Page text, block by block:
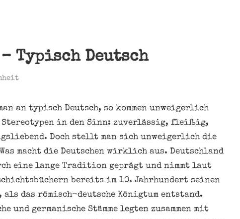
Typisch Deutsch
an typisch Deutsch, so kommen unweigerlich
in den Sinn: zuverlässig, fleißig,
Doch stellt man sich unweigerlich die
macht die Deutschen wirklich aus. Deutschland
eine lange Tradition geprägt und nimmt laut
bereits im 10. Jahrhundert seinen
als das römisch-deutsche Königtum entstand.
und germanische Stämme legten zusammen mit